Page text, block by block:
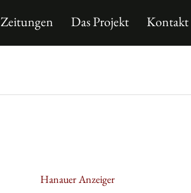
Zeitungen Das Projekt Kontakt
Hanauer Anzeiger